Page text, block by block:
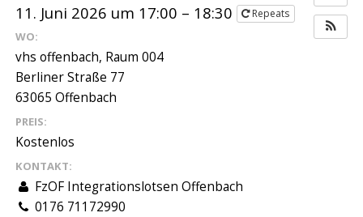
11. Juni 2026 um 17:00 – 18:30 Repeats
WO:
vhs offenbach, Raum 004
Berliner Straße 77
63065 Offenbach
PREIS:
Kostenlos
KONTAKT:
FzOF Integrationslotsen Offenbach
0176 71172990